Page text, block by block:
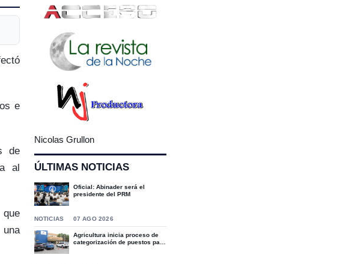
e
de
al
Nicolas Grullon
ÚLTIMAS NOTICIAS
Oficial: Abinader será el
presidente del PRM
NOTICIAS 07 AGO 2026
Agricultura inicia proceso de
categorización de puestos para